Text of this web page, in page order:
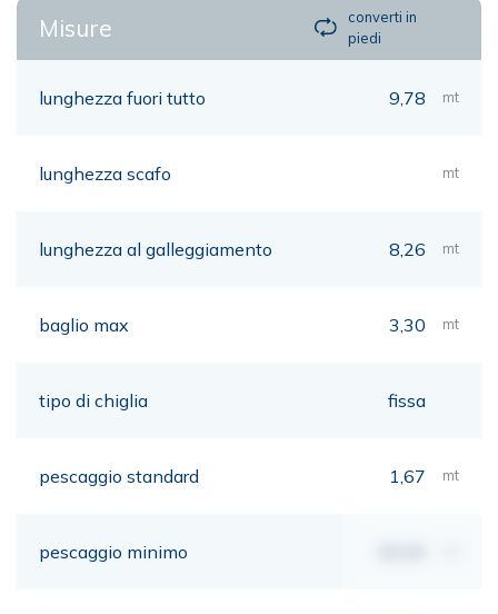
Misure
converti in
piedi
lunghezza fuori tutto 9,78 mt
lunghezza scafo mt
lunghezza al galleggiamento 8,26 mt
baglio max 3,30 mt
tipo di chiglia fissa
pescaggio standard 1,67 mt
pescaggio minimo